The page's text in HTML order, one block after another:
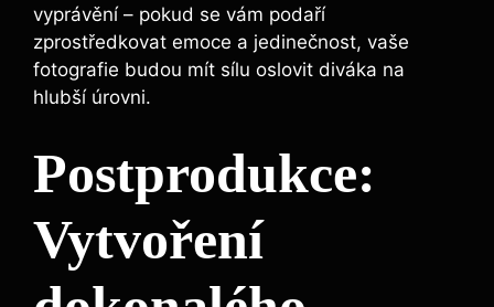
vyprávění – pokud se vám podaří
zprostředkovat emoce a jedinečnost, vaše
fotografie budou mít sílu oslovit diváka na
hlubší úrovni.
Postprodukce:
Vytvoření